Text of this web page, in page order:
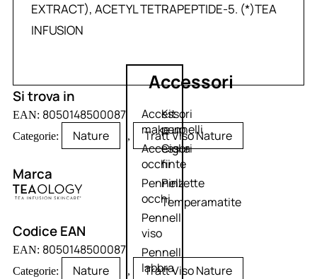
Accessori
Accessori
make up
Accessori
occhi
Pennelli
occhi
Pennelli
viso
Pennelli
labbra
Kit
pennelli
Ciglia
finte
Pinzette
Temperamatite
EXTRACT), ACETYL TETRAPEPTIDE-5. (*)TEA
INFUSION
Si trova in
EAN: 8050148500087
Categorie: Nature , Tratt Viso Nature
Marca
Codice EAN
EAN: 8050148500087
Categorie: Nature , Tratt Viso Nature